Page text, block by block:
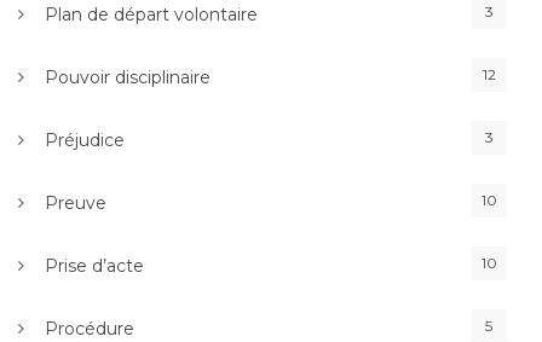
Plan de départ volontaire 3
Pouvoir disciplinaire 12
Préjudice 3
Preuve 10
Prise d’acte 10
Procédure 5